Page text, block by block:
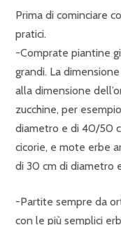
Prima di cominciare
pratici.
-Comprate piantine
grandi. La
alla dimensione
zucchine, per
diametro e di 40/50
cicorie, e mote erbe
di 30 cm di diametro
-Partite sempre da
con le più semplici